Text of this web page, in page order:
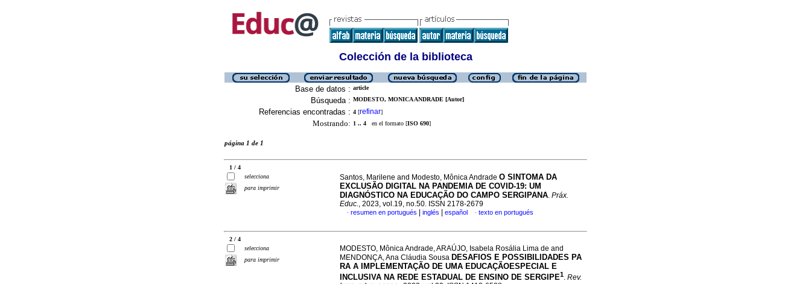
Colección de la biblioteca
Base de datos : article
Búsqueda : MODESTO, MONICA ANDRADE [Autor]
Referencias encontradas : 4 [refinar]
Mostrando: 1 .. 4 en el formato [ISO 690]
página 1 de 1
1 / 4
selecciona
para imprimir
Santos, Marilene and Modesto, Mônica Andrade O SINTOMA DA
EXCLUSÃO DIGITAL NA PANDEMIA DE COVID-19: UM
DIAGNÓSTICO NA EDUCAÇÃO DO CAMPO SERGIPANA. Práx.
Educ., 2023, vol.19, no.50. ISSN 2178-2679
· resumen en portugués inglés español · texto en portugués
2 / 4
selecciona
para imprimir
MODESTO, Mônica Andrade, ARAÚJO, Isabela Rosália Lima de and
MENDONÇA, Ana Cláudia Sousa DESAFIOS E POSSIBILIDADES PA
RA A IMPLEMENTAÇÃO DE UMA EDUCAÇÃOESPECIAL E
INCLUSIVA NA REDE ESTADUAL DE ENSINO DE SERGIPE1. Rev.